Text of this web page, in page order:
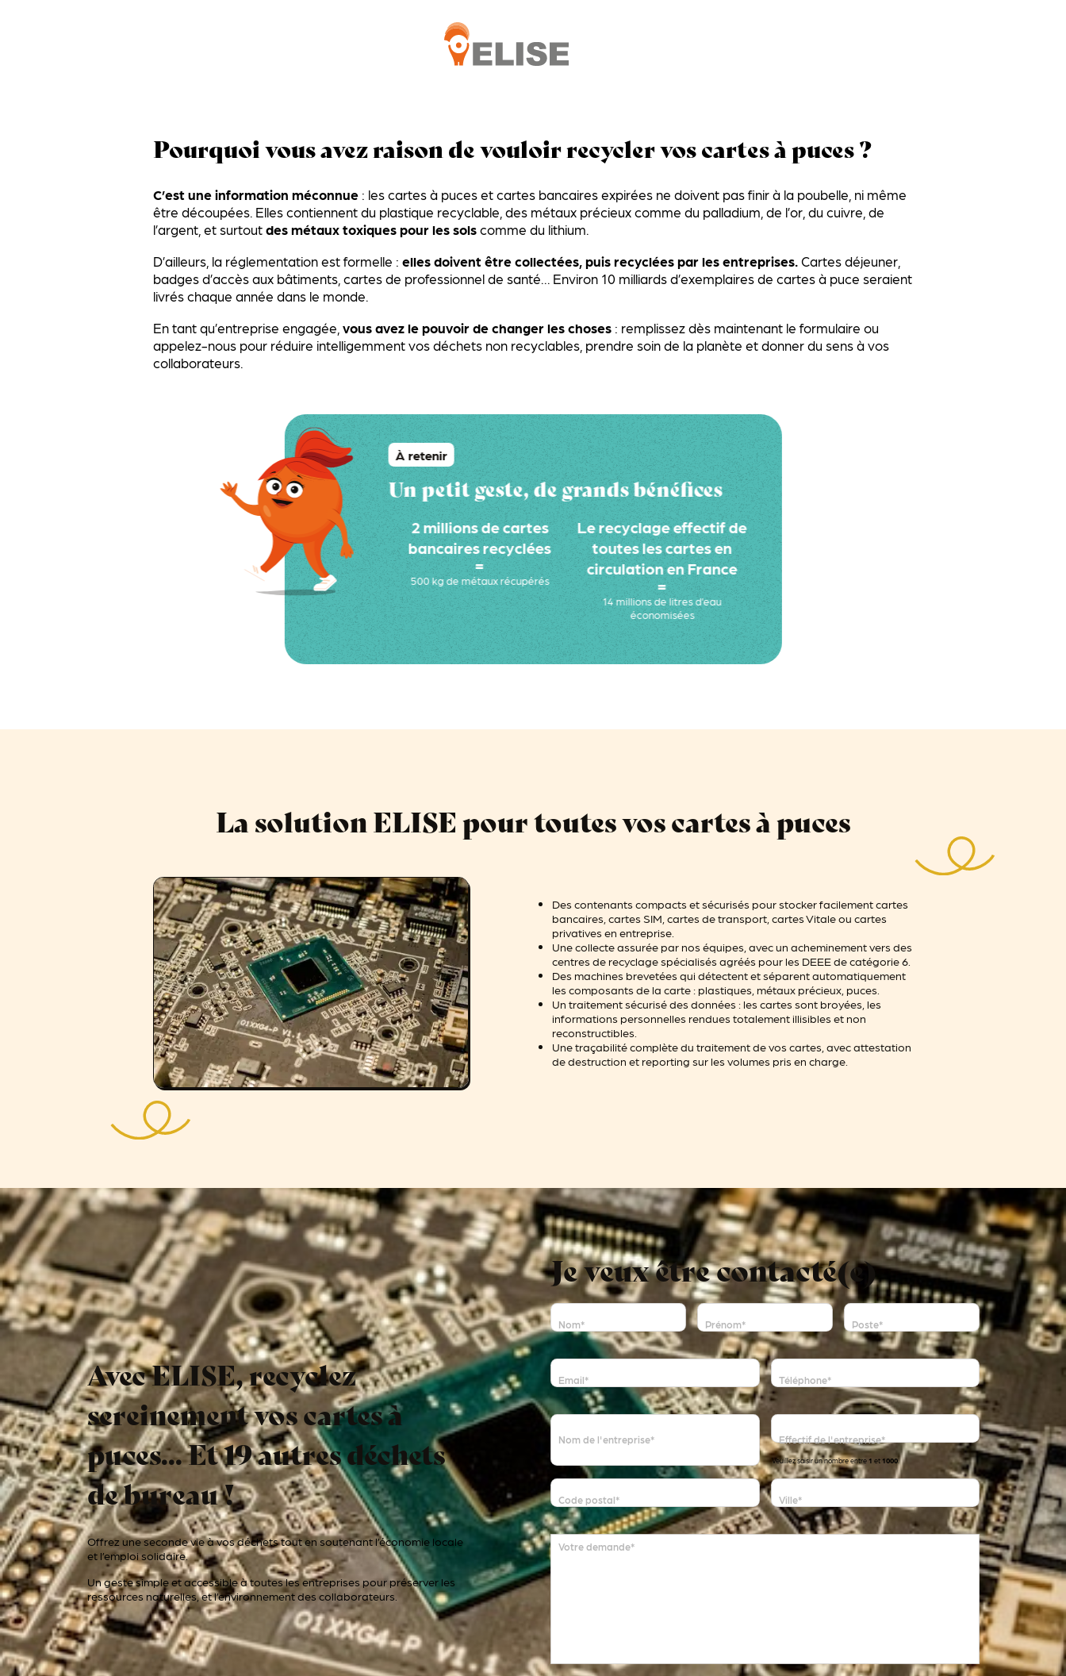
Pourquoi vous avez raison de vouloir recycler vos cartes à puces ?
C’est une information méconnue : les cartes à puces et cartes bancaires expirées ne doivent pas finir à la poubelle, ni même
être découpées. Elles contiennent du plastique recyclable, des métaux précieux comme du palladium, de l’or, du cuivre, de
l’argent, et surtoutdes métaux toxiques pour les solscomme du lithium.
D’ailleurs, la réglementation est formelle :elles doivent être collectées, puis recyclées par les entreprises.Cartes déjeuner,
badges d’accès aux bâtiments, cartes de professionnel de santé… Environ 10 milliards d’exemplaires de cartes à puce seraient
livrés chaque année dans le monde.
En tant qu’entreprise engagée,vous avez le pouvoir de changer les choses : remplissez dès maintenant le formulaire ou
appelez-nous pour réduire intelligemment vos déchets non recyclables, prendre soin de la planète et donner du sens à vos
collaborateurs.
À retenir
Un petit geste, de grands bénéfices
2 millions de cartes
bancaires recyclées
=
500 kg de métaux récupérés
Le recyclage effectif de
toutes les cartes en
circulation en France
=
14 millions de litres d’eau
économisées
La solution ELISE pour toutes vos cartes à puces
Des contenants compacts et sécurisés pour stocker facilement cartes
bancaires, cartes SIM, cartes de transport, cartes Vitale ou cartes
privatives en entreprise.
Une collecte assurée par nos équipes, avec un acheminement vers des
centres de recyclage spécialisés agréés pour les DEEE de catégorie 6.
Des machines brevetées qui détectent et séparent automatiquement
les composants de la carte : plastiques, métaux précieux, puces.
Un traitement sécurisé des données : les cartes sont broyées, les
informations personnelles rendues totalement illisibles et non
reconstructibles.
Une traçabilité complète du traitement de vos cartes, avec attestation
de destruction et reporting sur les volumes pris en charge.
Avec ELISE, recyclez
sereinement vos cartes à
puces... Et 19 autres déchets
de bureau !
Offrez une seconde vie à vos déchets tout en soutenant l’économie locale
et l’emploi solidaire.
Un geste simple et accessible à toutes les entreprises pour préserver les
ressources naturelles, et l’environnement des collaborateurs.
Je veux être contacté(e)
Nom* Prénom* Poste*
Email* Téléphone*
Nom de l'entreprise* Effectif de l'entreprise*
Veuillez saisir un nombre entre1 et1000.
Code postal* Ville*
Votre demande*